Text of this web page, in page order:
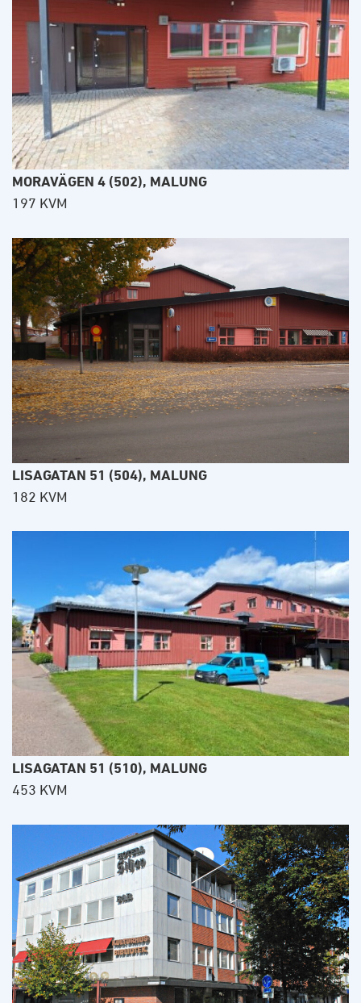
MORAVÄGEN 4 (502), MALUNG
197 KVM
LISAGATAN 51 (504), MALUNG
182 KVM
LISAGATAN 51 (510), MALUNG
453 KVM